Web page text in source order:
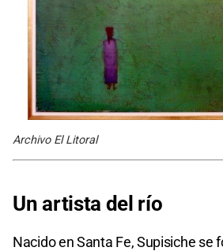
Archivo El Litoral
Un artista del río
Nacido en Santa Fe, Supisiche se